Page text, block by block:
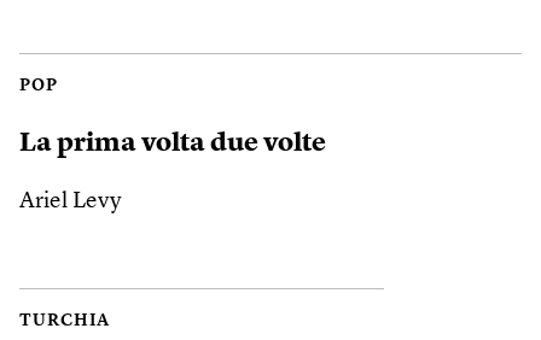
POP
La prima volta due volte
Ariel Levy
TURCHIA